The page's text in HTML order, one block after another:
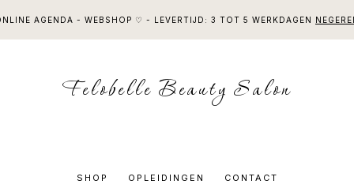
AGENDA - WEBSHOP ♡ - LEVERTIJD: 3 TOT 5 WERKDAGEN
Felobelle Beauty Salon
SHOP OPLEIDINGEN CONTACT